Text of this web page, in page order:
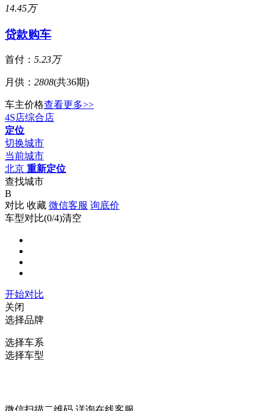
14.45万
贷款购车
首付： 5.23万
月供： 2808(共36期)
车主价格查看更多>>
4S店综合店
定位
切换城市
当前城市
北京 重新定位
查找城市
B
对比 收藏 微信客服 询底价
车型对比(0/4)清空
开始对比
关闭
选择品牌
选择车系
选择车型